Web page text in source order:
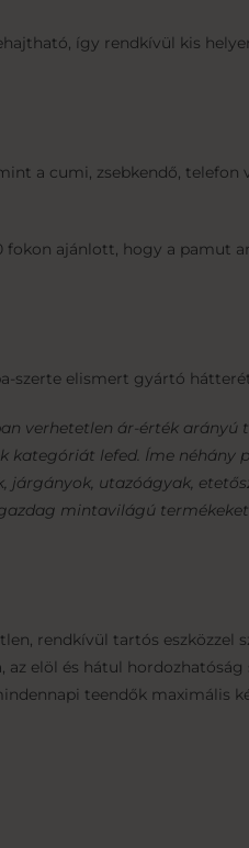
így rendkívül kis
a cumi, zsebkendő, telefon
ajánlott, hogy a pamut
szerte elismert gyártó
verhetetlen ár-érték arányú
lefed. Íme néhány
járgányok, utazóágyak,
mintavilágú
rendkívül tartós eszközzel
elöl és hátul hordozhatóság
teendők maximális